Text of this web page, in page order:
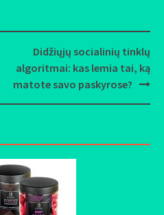
Didžiųjų socialinių tinklų
algoritmai: kas lemia tai, ką
matote savo paskyrose?